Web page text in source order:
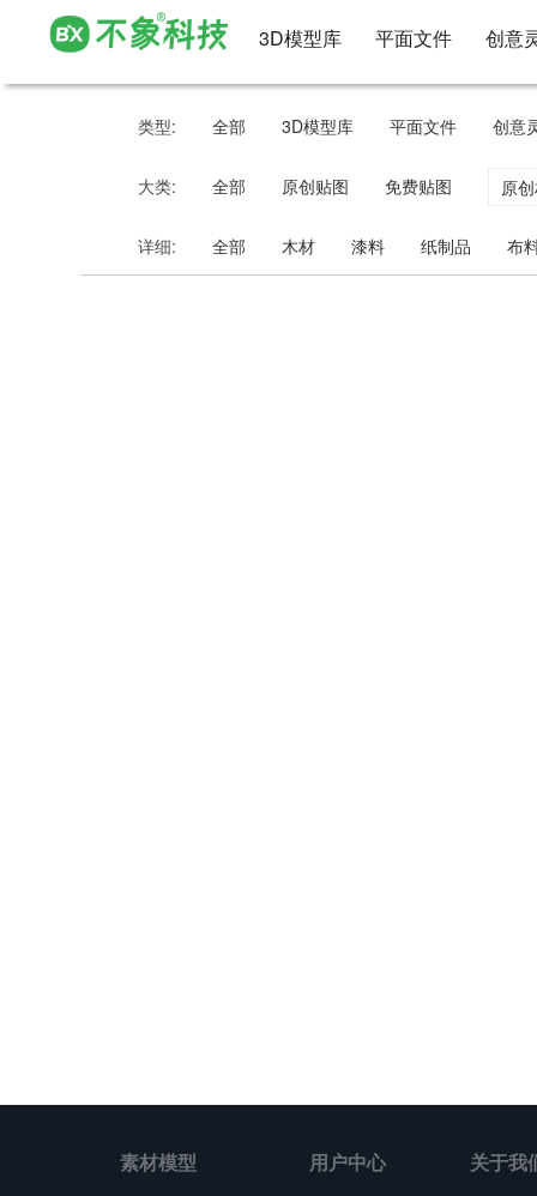
3D模型库 平面文件 创意
类型: 全部 3D模型库 平面文件 创意
大类: 全部 原创贴图 免费贴图 原
详细: 全部 木材 漆料 纸制品 布
素材模型 用户中心 关于我